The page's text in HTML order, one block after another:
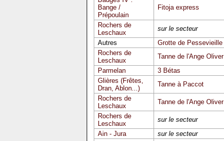
Bange /
Prépoulain
Fitoja express
Rochers de
Leschaux
sur le secteur
Autres
Grotte de Pessevieille
Rochers de
Leschaux
Tanne de l'Ange Oliver
Parmelan
3 Bétas
Glières (Frêtes,
Dran, Ablon...)
Tanne à Paccot
Rochers de
Leschaux
Tanne de l'Ange Oliver
Rochers de
Leschaux
sur le secteur
Ain - Jura
sur le secteur